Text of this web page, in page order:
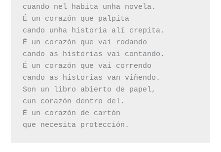
cuando nel habita unha novela.
É un corazón que palpita
cando unha historia alí crepita.
É un corazón que vai rodando
cando as historias vai contando.
É un corazón que vai correndo
cando as historias van viñendo.
Son un libro abierto de papel,
cun corazón dentro del.
É un corazón de cartón
que necesita protección.